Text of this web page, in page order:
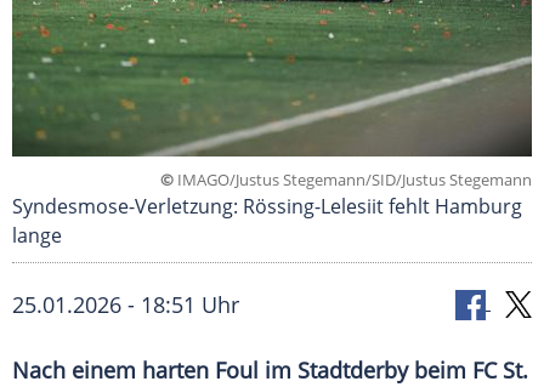
© IMAGO/Justus Stegemann/SID/Justus Stegemann
Syndesmose-Verletzung: Rössing-Lelesiit fehlt Hamburg
lange
25.01.2026 - 18:51 Uhr
Nach einem harten Foul im Stadtderby beim FC St.